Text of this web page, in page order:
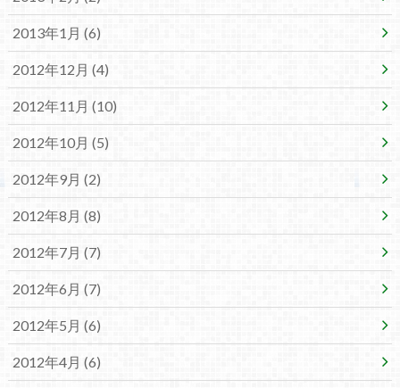
2013年1月 (6)
2012年12月 (4)
2012年11月 (10)
2012年10月 (5)
2012年9月 (2)
2012年8月 (8)
2012年7月 (7)
2012年6月 (7)
2012年5月 (6)
2012年4月 (6)